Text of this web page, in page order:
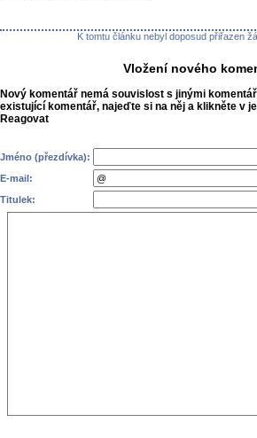
K tomtu článku nebyl doposud přiřazen
Vložení nového
Nový komentář nemá souvislost s jinými
existující komentář, najeďte si na něj a klikněte v
Reagovat
Jméno (přezdívka):
E-mail:
Titulek: